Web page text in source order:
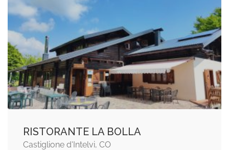
RISTORANTE LA BOLLA
Castiglione d'Intelvi, CO